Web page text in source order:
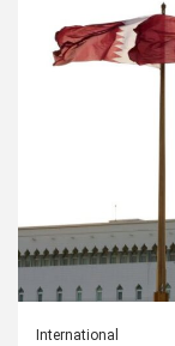
International